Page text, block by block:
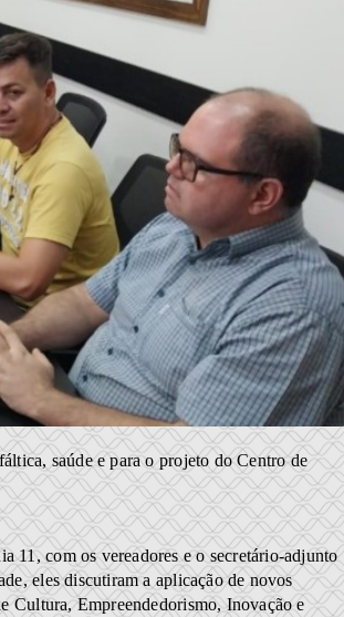
saúde e para o projeto do Centro de
11, com os vereadores e o secretário-adjunto
eles discutiram a aplicação de novos
Cultura, Empreendedorismo, Inovação e